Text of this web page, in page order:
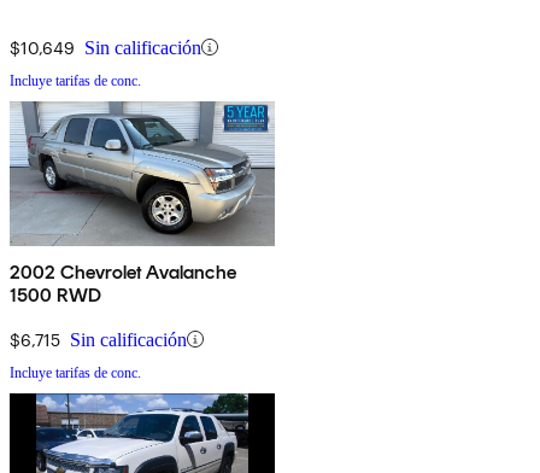
$10,649 Sin calificación
Incluye tarifas de conc.
2002 Chevrolet Avalanche
1500 RWD
$6,715 Sin calificación
Incluye tarifas de conc.